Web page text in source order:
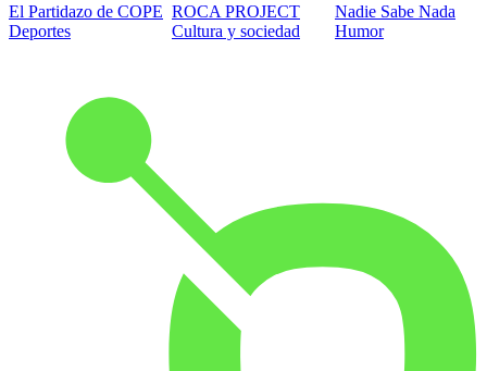
El Partidazo de COPE
Deportes
ROCA PROJECT
Cultura y sociedad
Nadie Sabe Nada
Humor